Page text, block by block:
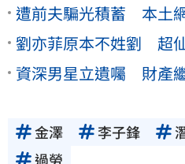
遭前夫騙光積蓄 本土
劉亦菲原本不姓劉 超
資深男星立遺囑 財產
金澤 李子鋒
過勞